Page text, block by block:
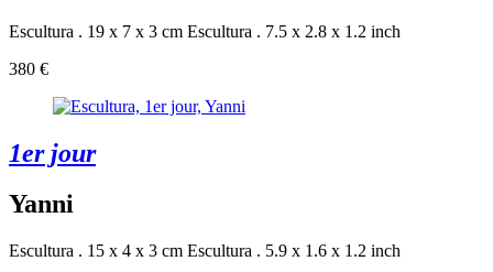
Escultura . 19 x 7 x 3 cm Escultura . 7.5 x 2.8 x 1.2 inch
380 €
1er jour
Yanni
Escultura . 15 x 4 x 3 cm Escultura . 5.9 x 1.6 x 1.2 inch